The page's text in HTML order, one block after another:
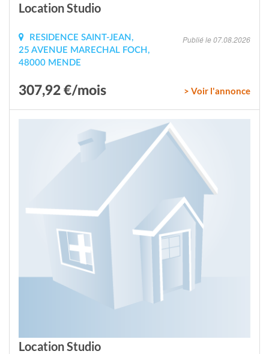
Location Studio
Publié le 07.08.2026
RESIDENCE SAINT-JEAN,
25 AVENUE MARECHAL FOCH,
48000 MENDE
307,92 €/mois > Voir l'annonce
Location Studio